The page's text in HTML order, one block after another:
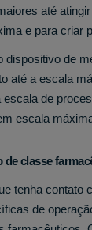
até
e para criar
dispositivo de
até a escala
escala de
escala
classe
tenha
de